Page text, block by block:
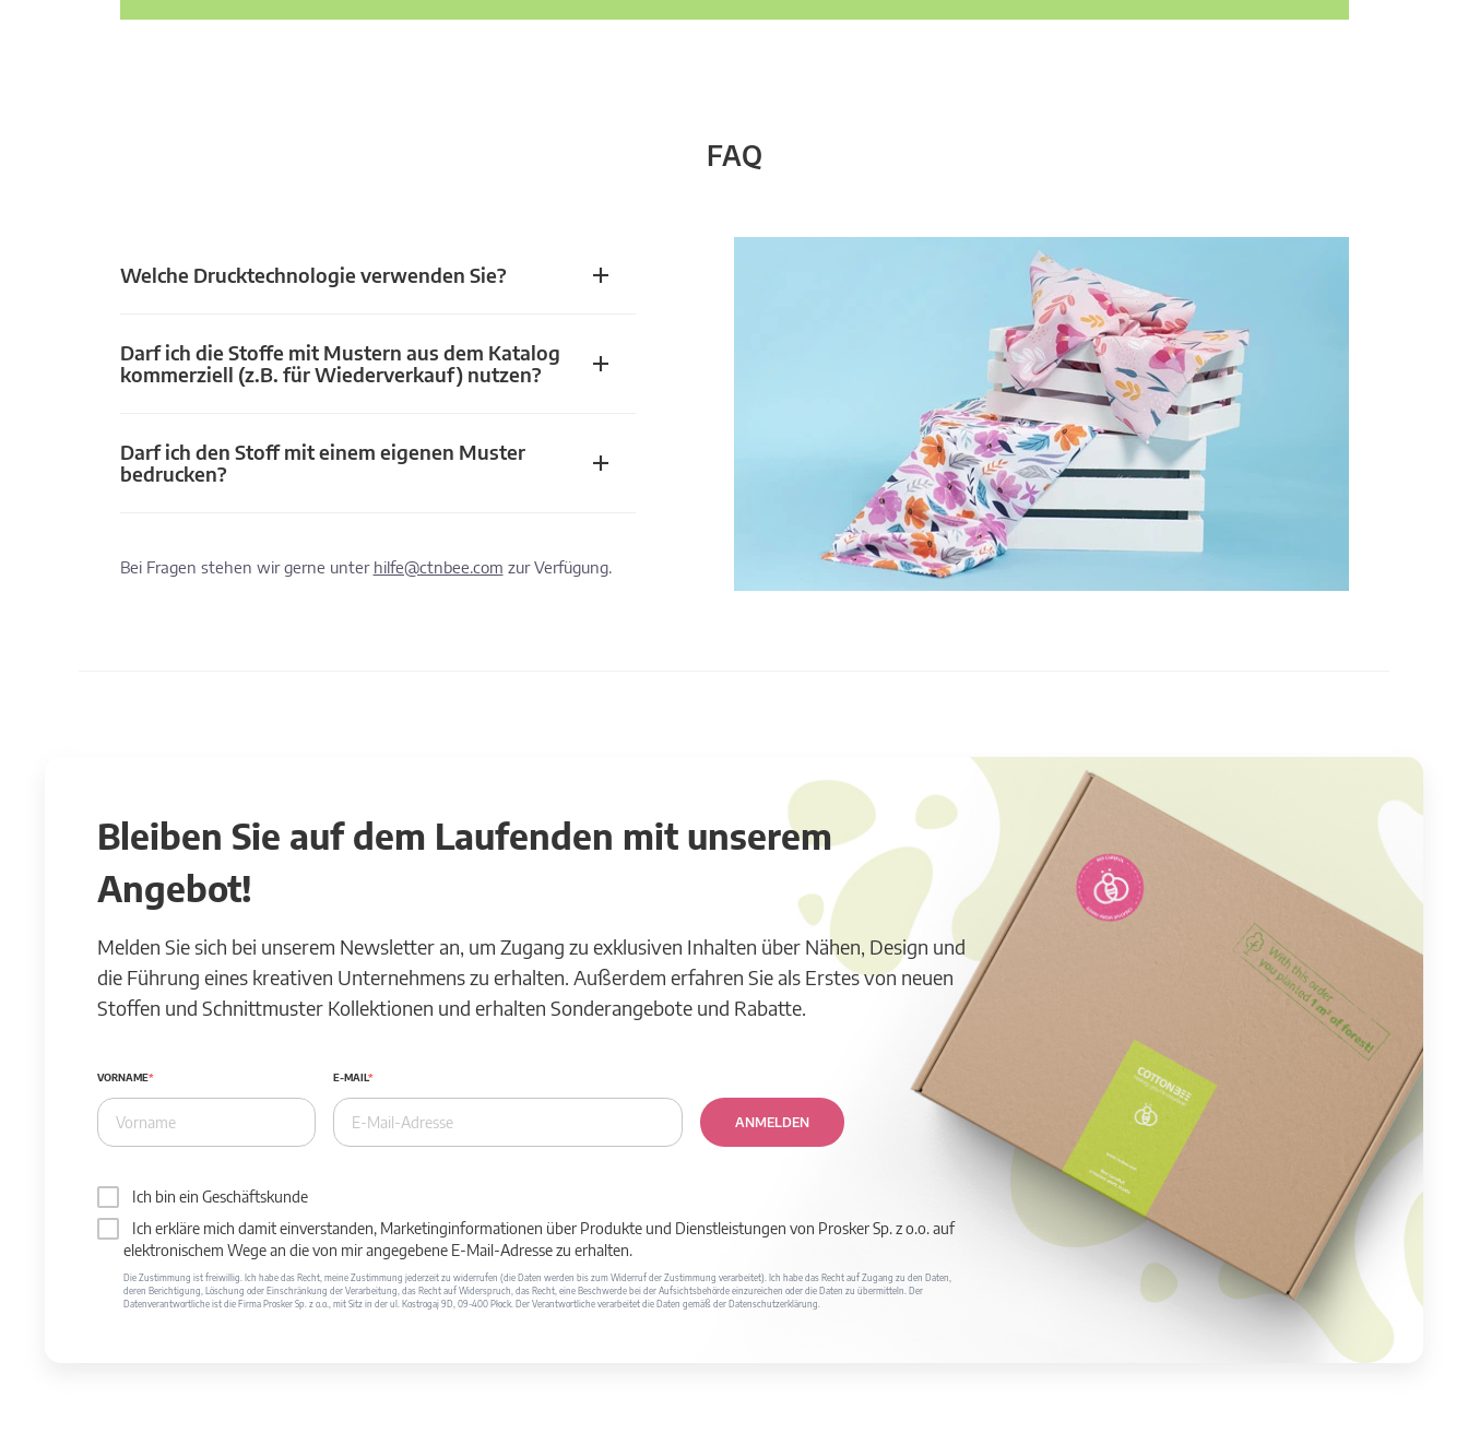
FAQ
Welche Drucktechnologie verwenden Sie?
Darf ich die Stoffe mit Mustern aus dem Katalog
kommerziell (z.B. für Wiederverkauf) nutzen?
Darf ich den Stoff mit einem eigenen Muster
bedrucken?
Bei Fragen stehen wir gerne unter hilfe@ctnbee.com zur Verfügung.
Bleiben Sie auf dem Laufenden mit unserem
Angebot!
Melden Sie sich bei unserem Newsletter an, um Zugang zu exklusiven Inhalten über Nähen, Design und
die Führung eines kreativen Unternehmens zu erhalten. Außerdem erfahren Sie als Erstes von neuen
Stoffen und Schnittmuster Kollektionen und erhalten Sonderangebote und Rabatte.
VORNAME E-MAIL
ANMELDEN
Ich bin ein Geschäftskunde
Ich erkläre mich damit einverstanden, Marketinginformationen über Produkte und Dienstleistungen von Prosker Sp. z o.o. auf
elektronischem Wege an die von mir angegebene E-Mail-Adresse zu erhalten.
Die Zustimmung ist freiwillig. Ich habe das Recht, meine Zustimmung jederzeit zu widerrufen (die Daten werden bis zum Widerruf der Zustimmung verarbeitet). Ich habe das Recht auf Zugang zu den Daten,
deren Berichtigung, Löschung oder Einschränkung der Verarbeitung, das Recht auf Widerspruch, das Recht, eine Beschwerde bei der Aufsichtsbehörde einzureichen oder die Daten zu übermitteln. Der
Datenverantwortliche ist die Firma Prosker Sp. z o.o., mit Sitz in der ul. Kostrogaj 9D, 09-400 Płock. Der Verantwortliche verarbeitet die Daten gemäß der Datenschutzerklärung.